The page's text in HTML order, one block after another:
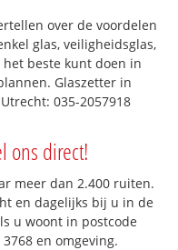
over de voordelen
glas, veiligheidsglas,
beste kunt doen in
Glaszetter in
035-2057918
ons direct!
meer dan 2.400 ruiten.
en dagelijks bij u in de
u woont in postcode
3768 en omgeving.